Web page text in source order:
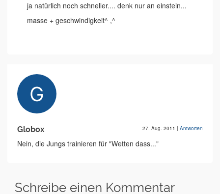
ja natürlich noch schneller.... denk nur an einstein...
masse + geschwindigkeit^ ,^
Globox 27. Aug. 2011 | Antworten
Nein, die Jungs trainieren für "Wetten dass..."
Schreibe einen Kommentar